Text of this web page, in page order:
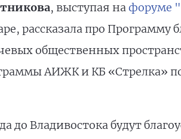
, выступая нафоруме
рассказала про Программу
общественных
АИЖК и КБ «Стрелка»
до Владивостока будут